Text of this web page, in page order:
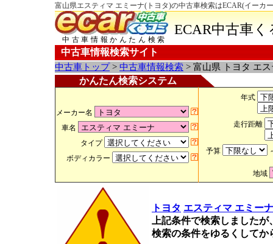
富山県エスティマ エミーナ(トヨタ)の中古車検索はECAR(イーカ
中古車情報かんたん検索
ECAR中古車
中古車情報検索サイト
中古車トップ> 中古車情報検索 > 富山県 トヨタ エ
かんたん検索システム
メーカー名
車名
タイプ
ボディカラー
年式
走行距離
予算
地域
トヨタ エスティマ エミーナ
上記条件で検索しました
検索の条件をゆるくして